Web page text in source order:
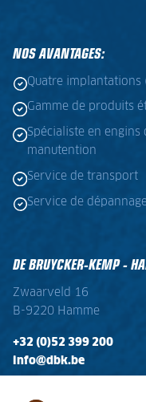
NOS AVANTAGES:
Quatre implantations
Gamme de produits
Spécialiste en
manutention
Service de transport
Service de
DE BRUYCKER-KEMP -
Zwaarveld 16
B-9220 Hamme
+32 (0)52 399 200
info@dbk.be